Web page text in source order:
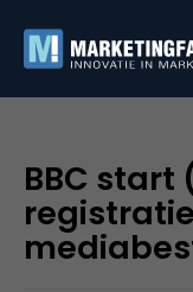
BBC
registratie